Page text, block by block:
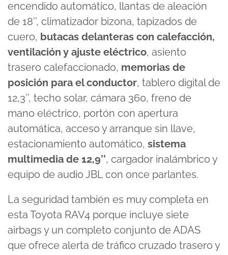
encendido automático, llantas de aleación
de 18’’, climatizador bizona, tapizados de
cuero, butacas delanteras con calefacción,
ventilación y ajuste eléctrico, asiento
trasero calefaccionado, memorias de
posición para el conductor, tablero digital de
12,3’’, techo solar, cámara 360, freno de
mano eléctrico, portón con apertura
automática, acceso y arranque sin llave,
estacionamiento automático, sistema
multimedia de 12,9’’, cargador inalámbrico y
equipo de audio JBL con once parlantes.
La seguridad también es muy completa en
esta Toyota RAV4 porque incluye siete
airbags y un completo conjunto de ADAS
que ofrece alerta de tráfico cruzado trasero y